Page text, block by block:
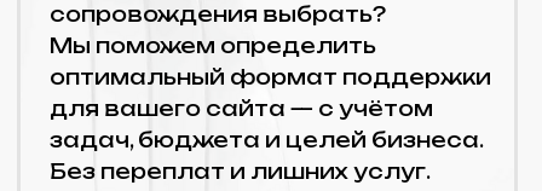
оптимизация
производительности (скорость
загрузки, отклик системы)
контроль безопасности:
проверка уязвимостей,
настройка прав доступа;